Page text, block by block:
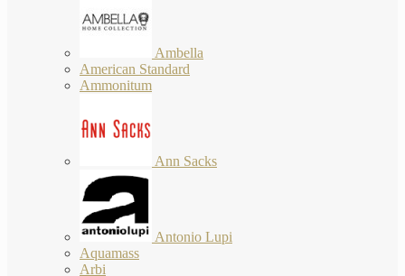
Ambella
American Standard
Ammonitum
Ann Sacks
Antonio Lupi
Aquamass
Arbi